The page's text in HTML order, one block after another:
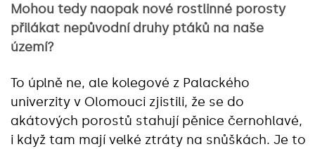
Mohou tedy naopak nové rostlinné porosty
přilákat nepůvodní druhy ptáků na naše
území?
To úplně ne, ale kolegové z Palackého
univerzity v Olomouci zjistili, že se do
akátových porostů stahují pěnice černohlavé,
i když tam mají velké ztráty na snůškách. Je to